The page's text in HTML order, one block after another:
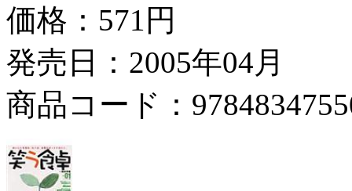
価格： 571円
発売日：2005年04月
商品コード：